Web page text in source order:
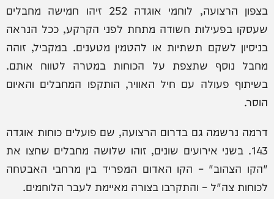
בצפון הרצועה, לוחמי אוגדה 252 זיהו חמישה מחבלים
שעסקו בפעילות חשודה מתחת לפני הקרקע, ככל הנראה
בניסיון לשקם תשתיות או להטמין מטענים. במקביל, זוהה
מחבל נוסף שתצפת על הכוחות במטרה לטווח אותם.
בשיתוף פעולה עם חיל האוויר, הותקפו המחבלים והאיום
הוסר.
דרמה נרשמה גם בדרום הרצועה, שם פועלים כוחות אוגדה
143. בשני אירועים שונים, זוהו שלושה מחבלים שחצו את
"הקו הצהוב" – הקו האדום המפריד בין מרחבי האבטחה
לכוחות צה"ל – והתקרבו בצורה מאיימת לעבר הלוחמים.